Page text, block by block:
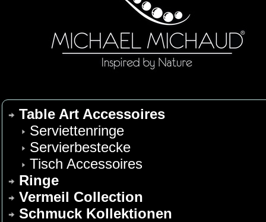
Table Art Accessoires
Serviettenringe
Servierbestecke
Tisch Accessoires
Ringe
Vermeil Collection
Schmuck Kollektionen